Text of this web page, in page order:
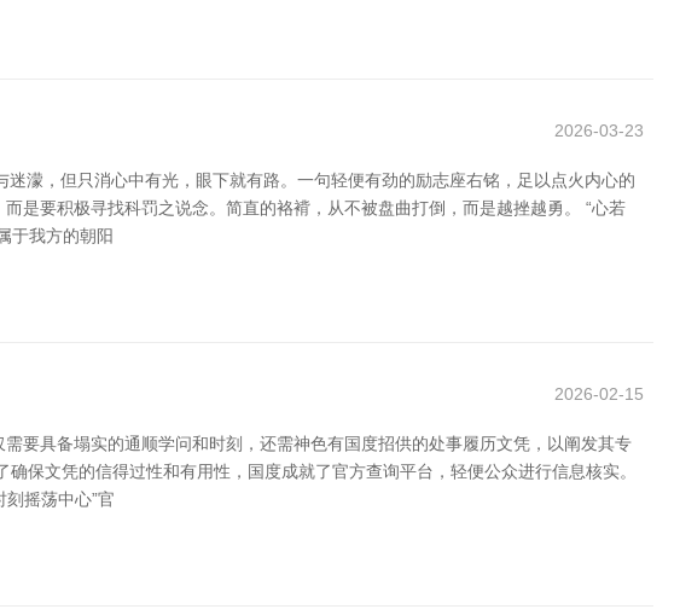
2026-03-23
濛，但只消心中有光，眼下就有路。一句轻便有劲的励志座右铭，足以点火内心的
是要积极寻找科罚之说念。简直的袼褙，从不被盘曲打倒，而是越挫越勇。 “心若
于我方的朝阳
2026-02-15
要具备塌实的通顺学问和时刻，还需神色有国度招供的处事履历文凭，以阐发其专
保文凭的信得过性和有用性，国度成就了官方查询平台，轻便公众进行信息核实。
摇荡中心”官